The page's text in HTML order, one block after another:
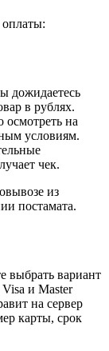
дожидаетесь
в рублях.
осмотреть на
условиям.
чек.
из
постамата.
выбрать вариант
и Master
на сервер
карты, срок